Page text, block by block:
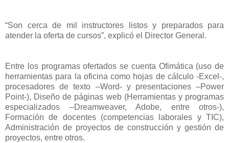
“Son cerca de mil instructores listos y preparados para
atender la oferta de cursos”, explicó el Director General.
Entre los programas ofertados se cuenta Ofimática (uso de
herramientas para la oficina como hojas de cálculo -Excel-,
procesadores de texto –Word- y presentaciones –Power
Point-), Diseño de páginas web (Herramientas y programas
especializados –Dreamweaver, Adobe, entre otros-),
Formación de docentes (competencias laborales y TIC),
Administración de proyectos de construcción y gestión de
proyectos, entre otros.